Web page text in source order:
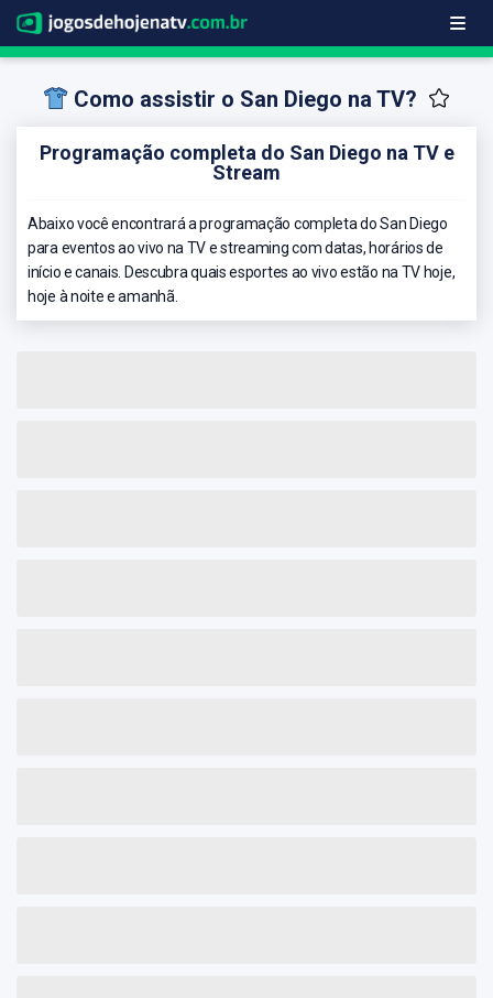
Como assistir o San Diego na TV?
Programação completa do San Diego na TV e
Stream
Abaixo você encontrará a programação completa do San Diego
para eventos ao vivo na TV e streaming com datas, horários de
início e canais. Descubra quais esportes ao vivo estão na TV hoje,
hoje à noite e amanhã.